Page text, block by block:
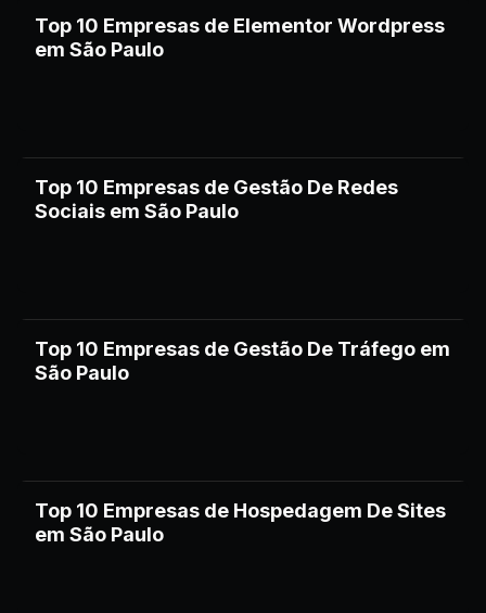
Top 10 Empresas de Elementor Wordpress
em São Paulo
Top 10 Empresas de Gestão De Redes
Sociais em São Paulo
Top 10 Empresas de Gestão De Tráfego em
São Paulo
Top 10 Empresas de Hospedagem De Sites
em São Paulo